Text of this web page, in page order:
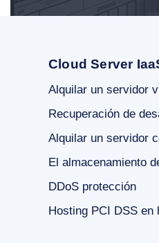
Cloud Server
Alquilar un servidor
Recuperación de
Alquilar un servidor
El almacenamiento
DDoS protección
Hosting PCI DSS en